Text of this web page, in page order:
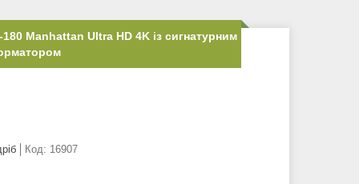
Manhattan Ultra HD 4K із сигнатурним
Код: 16907